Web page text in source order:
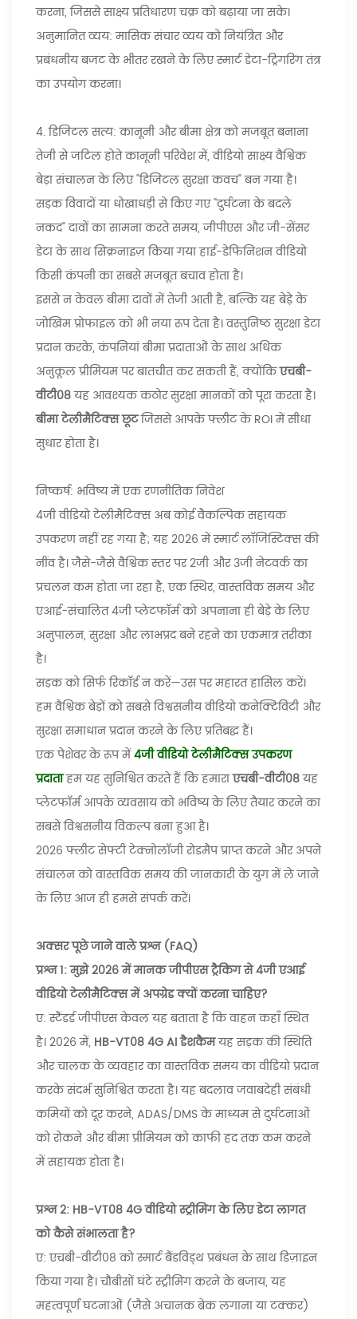
करना, जिससे साक्ष्य प्रतिधारण चक्र को बढ़ाया जा सके।
अनुमानित व्यय: मासिक संचार व्यय को नियंत्रित और
प्रबंधनीय बजट के भीतर रखने के लिए स्मार्ट डेटा-ट्रिगरिंग तंत्र
का उपयोग करना।
4. डिजिटल सत्य: कानूनी और बीमा क्षेत्र को मजबूत बनाना
तेजी से जटिल होते कानूनी परिवेश में, वीडियो साक्ष्य वैश्विक
बेड़ा संचालन के लिए "डिजिटल सुरक्षा कवच" बन गया है।
सड़क विवादों या धोखाधड़ी से किए गए "दुर्घटना के बदले
नकद" दावों का सामना करते समय, जीपीएस और जी-सेंसर
डेटा के साथ सिंक्रनाइज़ किया गया हाई-डेफिनिशन वीडियो
किसी कंपनी का सबसे मजबूत बचाव होता है।
इससे न केवल बीमा दावों में तेजी आती है, बल्कि यह बेड़े के
जोखिम प्रोफाइल को भी नया रूप देता है। वस्तुनिष्ठ सुरक्षा डेटा
प्रदान करके, कंपनियां बीमा प्रदाताओं के साथ अधिक
अनुकूल प्रीमियम पर बातचीत कर सकती हैं, क्योंकिएचबी-
वीटी08यह आवश्यक कठोर सुरक्षा मानकों को पूरा करता है।
बीमा टेलीमैटिक्स छूटजिससे आपके फ्लीट के ROI में सीधा
सुधार होता है।
निष्कर्ष: भविष्य में एक रणनीतिक निवेश
4जी वीडियो टेलीमैटिक्स अब कोई वैकल्पिक सहायक
उपकरण नहीं रह गया है; यह 2026 में स्मार्ट लॉजिस्टिक्स की
नींव है। जैसे-जैसे वैश्विक स्तर पर 2जी और 3जी नेटवर्क का
प्रचलन कम होता जा रहा है, एक स्थिर, वास्तविक समय और
एआई-संचालित 4जी प्लेटफॉर्म को अपनाना ही बेड़े के लिए
अनुपालन, सुरक्षा और लाभप्रद बने रहने का एकमात्र तरीका
है।
सड़क को सिर्फ रिकॉर्ड न करें—उस पर महारत हासिल करें।
हम वैश्विक बेड़ों को सबसे विश्वसनीय वीडियो कनेक्टिविटी और
सुरक्षा समाधान प्रदान करने के लिए प्रतिबद्ध हैं।
एक पेशेवर के रूप में4जी वीडियो टेलीमैटिक्स उपकरण
प्रदाताहम यह सुनिश्चित करते हैं कि हमाराएचबी-वीटी08यह
प्लेटफॉर्म आपके व्यवसाय को भविष्य के लिए तैयार करने का
सबसे विश्वसनीय विकल्प बना हुआ है।
2026 फ्लीट सेफ्टी टेक्नोलॉजी रोडमैप प्राप्त करने और अपने
संचालन को वास्तविक समय की जानकारी के युग में ले जाने
के लिए आज ही हमसे संपर्क करें।
अक्सर पूछे जाने वाले प्रश्न (FAQ)
प्रश्न 1: मुझे 2026 में मानक जीपीएस ट्रैकिंग से 4जी एआई
वीडियो टेलीमैटिक्स में अपग्रेड क्यों करना चाहिए?
ए: स्टैंडर्ड जीपीएस केवल यह बताता है कि वाहन कहाँ स्थित
है। 2026 में, HB-VT08 4G AI डैशकैमयह सड़क की स्थिति
और चालक के व्यवहार का वास्तविक समय का वीडियो प्रदान
करके संदर्भ सुनिश्चित करता है। यह बदलाव जवाबदेही संबंधी
कमियों को दूर करने, ADAS/DMS के माध्यम से दुर्घटनाओं
को रोकने और बीमा प्रीमियम को काफी हद तक कम करने
में सहायक होता है।
प्रश्न 2: HB-VT08 4G वीडियो स्ट्रीमिंग के लिए डेटा लागत
को कैसे संभालता है?
ए: एचबी-वीटी08 को स्मार्ट बैंडविड्थ प्रबंधन के साथ डिज़ाइन
किया गया है। चौबीसों घंटे स्ट्रीमिंग करने के बजाय, यह
महत्वपूर्ण घटनाओं (जैसे अचानक ब्रेक लगाना या टक्कर)